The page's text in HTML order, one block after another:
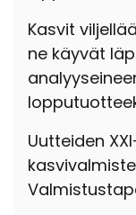
Kasvit
ne käyvät
Uutteiden